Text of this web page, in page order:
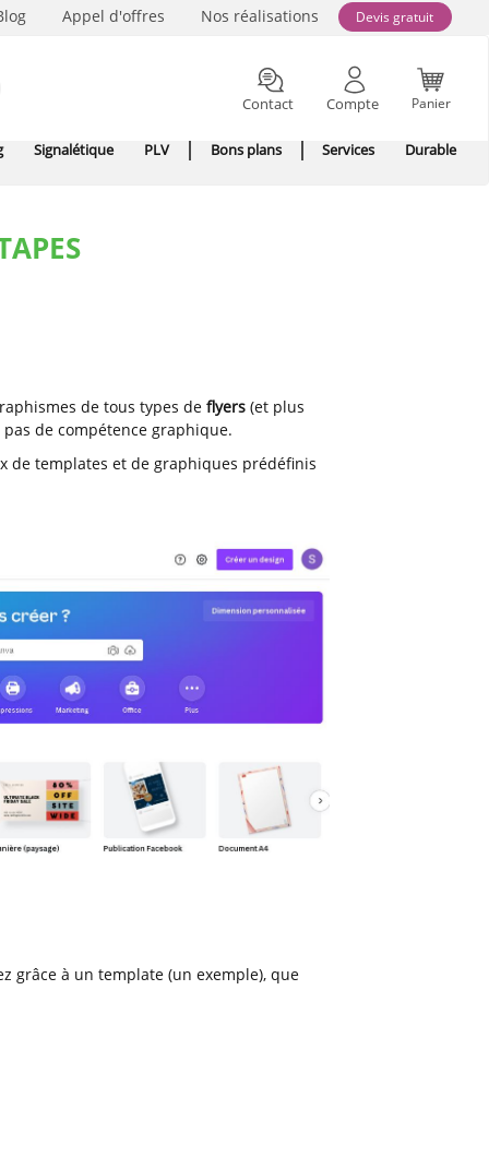
Appel d'offres Nos réalisations Devis gratuit
Contact Compte Panier
Signalétique PLV Bons plans Services Durable
de tous types deflyers (et plus
de compétence graphique.
de templates et de graphiques prédéfinis
grâce à un template (un exemple), que